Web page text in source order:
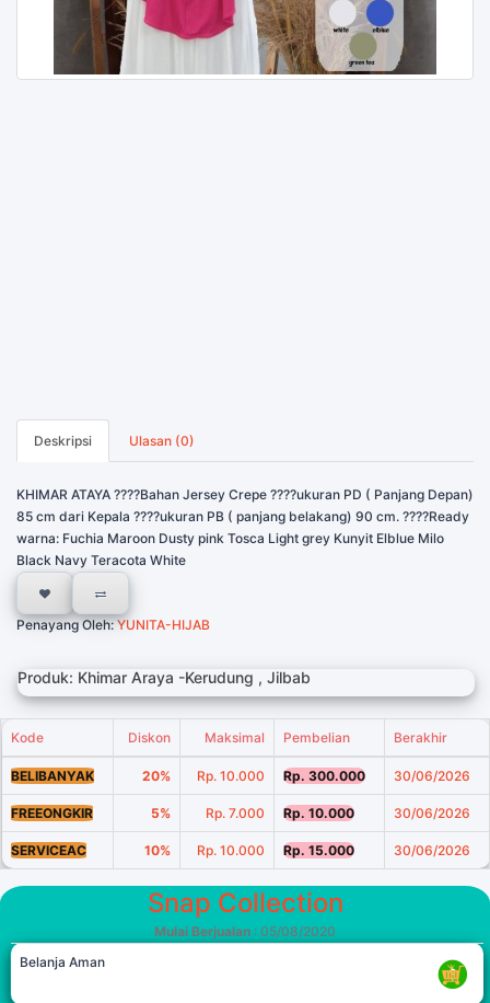
Deskripsi Ulasan (0)
KHIMAR ATAYA ????Bahan Jersey Crepe ????ukuran PD ( Panjang Depan)
85 cm dari Kepala ????ukuran PB ( panjang belakang) 90 cm. ????Ready
warna: Fuchia Maroon Dusty pink Tosca Light grey Kunyit Elblue Milo
Black Navy Teracota White
Penayang Oleh:YUNITA-HIJAB
Produk: Khimar Araya -Kerudung , Jilbab
Kode Diskon Maksimal Pembelian Berakhir
BELIBANYAK 20% Rp. 10.000 Rp. 300.000 30/06/2026
FREEONGKIR 5% Rp. 7.000 Rp. 10.000 30/06/2026
SERVICEAC 10% Rp. 10.000 Rp. 15.000 30/06/2026
Snap Collection
Mulai Berjualan : 05/08/2020
Belanja Aman